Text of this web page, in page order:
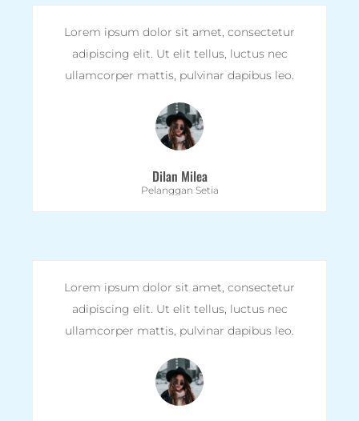
Lorem ipsum dolor sit amet, consectetur
adipiscing elit. Ut elit tellus, luctus nec
ullamcorper mattis, pulvinar dapibus leo.
Dilan Milea
Pelanggan Setia
Lorem ipsum dolor sit amet, consectetur
adipiscing elit. Ut elit tellus, luctus nec
ullamcorper mattis, pulvinar dapibus leo.